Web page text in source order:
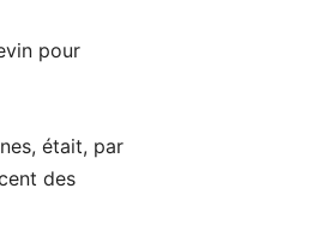
pour
était, par
des